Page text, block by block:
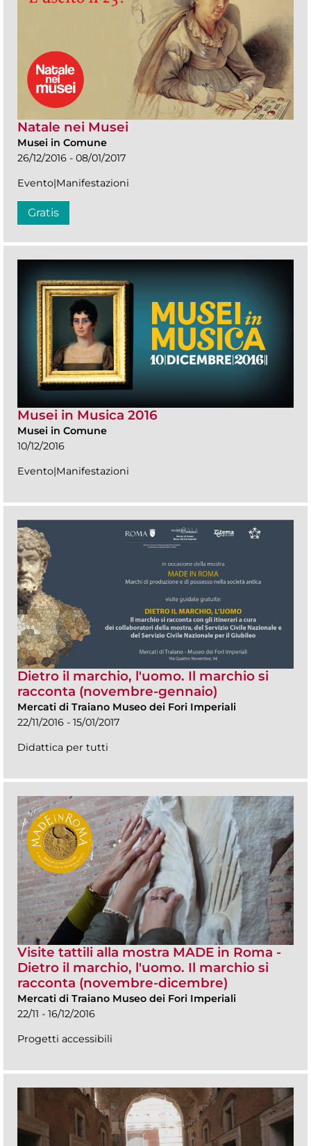
Natale nei Musei
Musei in Comune
26/12/2016 - 08/01/2017
Evento|Manifestazioni
Gratis
Musei in Musica 2016
Musei in Comune
10/12/2016
Evento|Manifestazioni
Dietro il marchio, l'uomo. Il marchio si
racconta (novembre-gennaio)
Mercati di Traiano Museo dei Fori Imperiali
22/11/2016 - 15/01/2017
Didattica per tutti
Visite tattili alla mostra MADE in Roma -
Dietro il marchio, l'uomo. Il marchio si
racconta (novembre-dicembre)
Mercati di Traiano Museo dei Fori Imperiali
22/11 - 16/12/2016
Progetti accessibili